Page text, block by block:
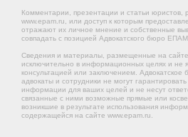
Комментарии, презентации и статьи юристов,
www.epam.ru, или доступ к которым
отражают их личное мнение и собственные
совпадать с позицией Адвокатского бюро ЕПАМ.
Сведения и материалы, размещенные на сайте
исключительно в информационных целях и не
консультацией или заключением. Адвокатское
адвокаты и сотрудники не могут
информации для ваших целей и не несут
связанные с ними возможные прямые или
возникшие в результате использования
содержащейся на сайте www.epam.ru.